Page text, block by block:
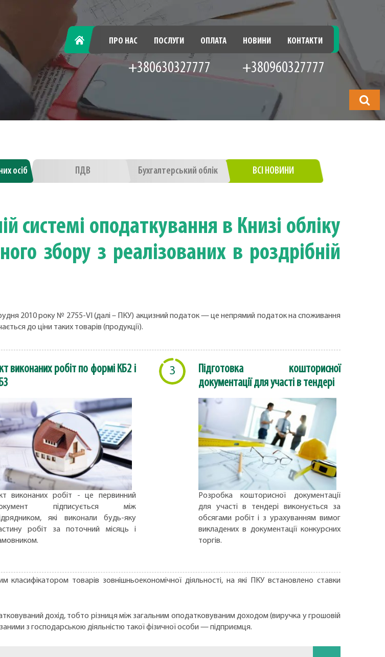
ГОЛОВНА ПРО НАС ПОСЛУГИ ОПЛАТА НОВИНИ КОНТАКТИ
+380630327777 +380960327777
осіб ПДВ Бухгалтерський облік ВСІ НОВИНИ
системі оподаткування в Книзі обліку
збору з реалізованих в роздрібній
2010 року № 2755-VI (далі – ПКУ) акцизний податок — це непрямий податок на споживання
до ціни таких товарів (продукції).
виконаних робіт по формі КБ2 і
виконаних робіт - це первинний
підписується між
які виконали будь-яку
робіт за поточний місяць і
3
Підготовка кошторисної
документації для участі в тендері
Розробка кошторисної документації
для участі в тендері виконується за
обсягами робіт і з урахуванням вимог
викладених в документації конкурсних
торгів.
класифікатором товарів зовнішньоекономічної діяльності, на які ПКУ встановлено ставки
дохід, тобто різниця між загальним оподатковуваним доходом (виручка у грошовій
з господарською діяльністю такої фізичної особи — підприємця.